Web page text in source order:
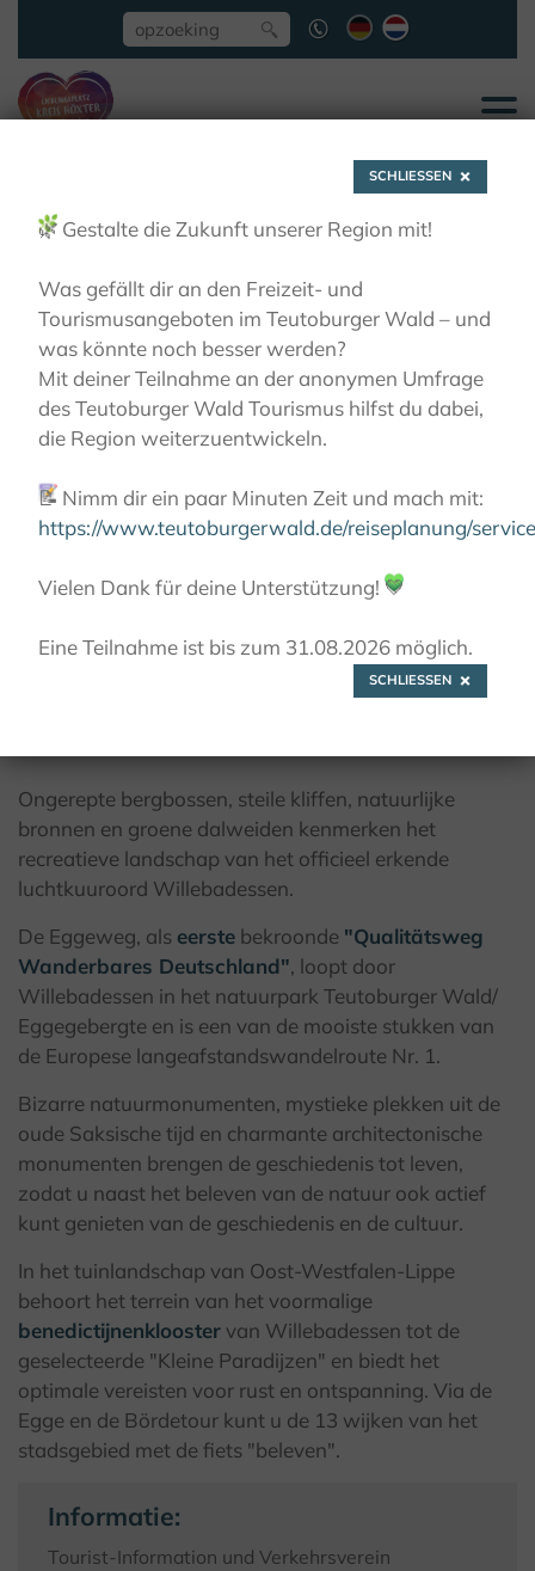
Willebadessen
ZIEN EN BELEVEN
STEDEN ONTDEKKEN
© S. Köneke, Willebadessen
Klimatologisch kuuroord in Egge-
Ongerepte bergbossen, steile kliffen, natuurlijke
bronnen en groene dalweiden kenmerken het
recreatieve landschap van het officieel erkende
luchtkuuroord Willebadessen.
De Eggeweg, als eerste bekroonde "Qualitätsweg
Wanderbares Deutschland", loopt door
Willebadessen in het natuurpark Teutoburger Wald/
Eggegebergte en is een van de mooiste stukken van
de Europese langeafstandswandelroute Nr. 1.
Bizarre natuurmonumenten, mystieke plekken uit de
oude Saksische tijd en charmante architectonische
monumenten brengen de geschiedenis tot leven,
zodat u naast het beleven van de natuur ook actief
kunt genieten van de geschiedenis en de cultuur.
In het tuinlandschap van Oost-Westfalen-Lippe
behoort het terrein van het voormalige
benedictijnenklooster van Willebadessen tot de
geselecteerde "Kleine Paradijzen" en biedt het
optimale vereisten voor rust en ontspanning. Via de
Egge en de Bördetour kunt u de 13 wijken van het
stadsgebied met de fiets "beleven".
Informatie:
Tourist-Information und Verkehrsverein
SCHLIESSEN
🌿 Gestalte die Zukunft unserer Region mit!
Was gefällt dir an den Freizeit- und
Tourismusangeboten im Teutoburger Wald – und
was könnte noch besser werden?
Mit deiner Teilnahme an der anonymen Umfrage
des Teutoburger Wald Tourismus hilfst du dabei,
die Region weiterzuentwickeln.
📝 Nimm dir ein paar Minuten Zeit und mach mit:
https://www.teutoburgerwald.de/reiseplanung/
Vielen Dank für deine Unterstützung! 💚
Eine Teilnahme ist bis zum 31.08.2026 möglich.
SCHLIESSEN